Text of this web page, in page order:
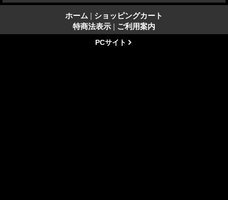
ホーム | ショッピングカート
特商法表示 | ご利用案内
PCサイト